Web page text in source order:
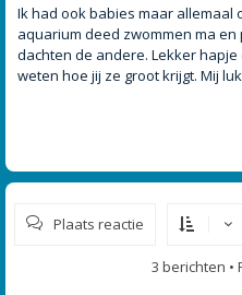
r
c
h
Ik had ook babies maar allemaal
aquarium deed zwommen ma
dachten de andere. Lekker
weten hoe jij ze groot krijgt. Mij
Plaats reactie
3 berichten •